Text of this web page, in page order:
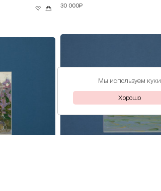
30 000₽
Мы используем куки
Хорошо